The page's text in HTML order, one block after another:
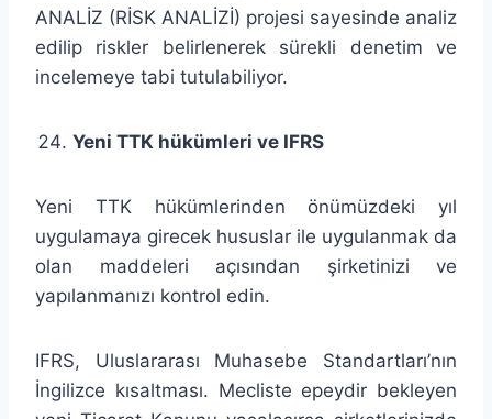
ANALİZ (RİSK ANALİZİ) projesi sayesinde analiz
edilip riskler belirlenerek sürekli denetim ve
incelemeye tabi tutulabiliyor.
Yeni TTK hükümleri ve IFRS
Yeni TTK hükümlerinden önümüzdeki yıl
uygulamaya girecek hususlar ile uygulanmak da
olan maddeleri açısından şirketinizi ve
yapılanmanızı kontrol edin.
IFRS, Uluslararası Muhasebe Standartları’nın
İngilizce kısaltması. Mecliste epeydir bekleyen